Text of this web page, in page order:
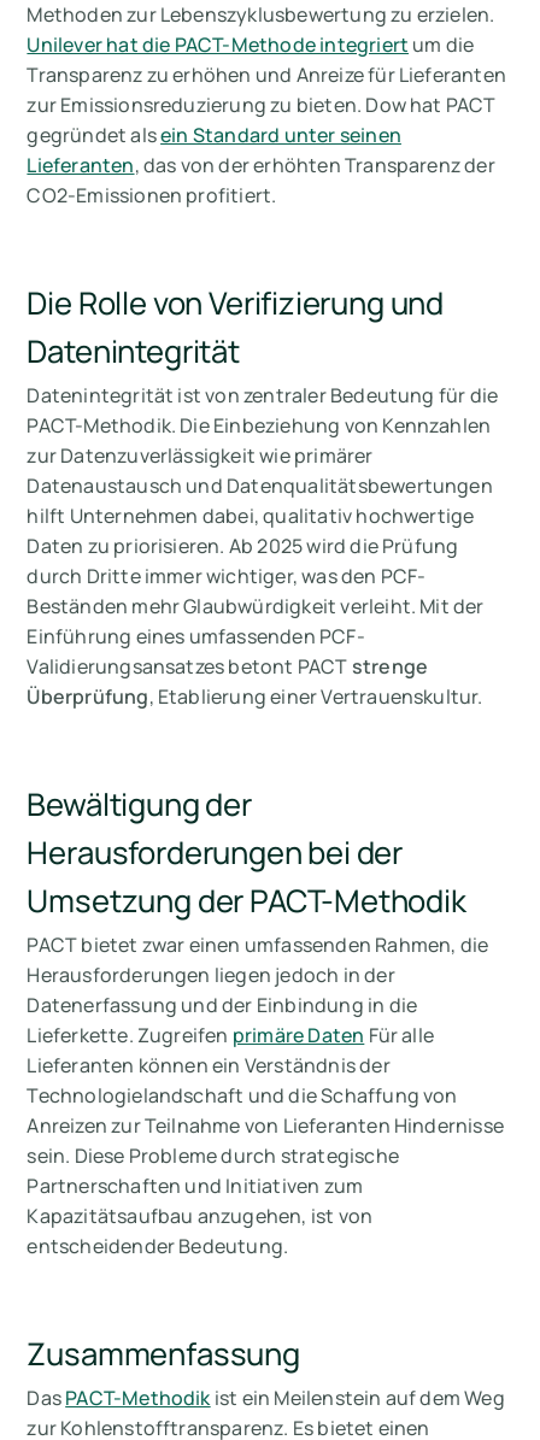
Methoden zur Lebenszyklusbewertung zu erzielen.
Unilever hat die PACT-Methode integriert um die
Transparenz zu erhöhen und Anreize für Lieferanten
zur Emissionsreduzierung zu bieten. Dow hat PACT
gegründet alsein Standard unter seinen
Lieferanten, das von der erhöhten Transparenz der
CO2-Emissionen profitiert.
Die Rolle von Verifizierung und
Datenintegrität
Datenintegrität ist von zentraler Bedeutung für die
PACT-Methodik. Die Einbeziehung von Kennzahlen
zur Datenzuverlässigkeit wie primärer
Datenaustausch und Datenqualitätsbewertungen
hilft Unternehmen dabei, qualitativ hochwertige
Daten zu priorisieren. Ab 2025 wird die Prüfung
durch Dritte immer wichtiger, was den PCF-
Beständen mehr Glaubwürdigkeit verleiht. Mit der
Einführung eines umfassenden PCF-
Validierungsansatzes betont PACTstrenge
Überprüfung, Etablierung einer Vertrauenskultur.
Bewältigung der
Herausforderungen bei der
Umsetzung der PACT-Methodik
PACT bietet zwar einen umfassenden Rahmen, die
Herausforderungen liegen jedoch in der
Datenerfassung und der Einbindung in die
Lieferkette. Zugreifen primäre Daten Für alle
Lieferanten können ein Verständnis der
Technologielandschaft und die Schaffung von
Anreizen zur Teilnahme von Lieferanten Hindernisse
sein. Diese Probleme durch strategische
Partnerschaften und Initiativen zum
Kapazitätsaufbau anzugehen, ist von
entscheidender Bedeutung.
Zusammenfassung
DasPACT-Methodikist ein Meilenstein auf dem Weg
zur Kohlenstofftransparenz. Es bietet einen